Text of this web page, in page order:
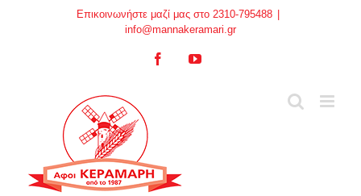
Επικοινωνήστε μαζί μας στο 2310-795488
info@mannakeramari.gr
FacebookYouTube